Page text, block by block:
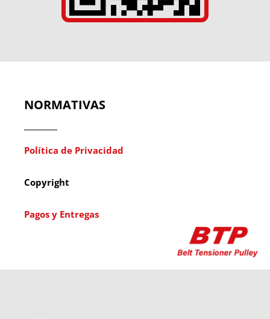
NORMATIVAS
Política de Privacidad
Copyright
Pagos y Entregas